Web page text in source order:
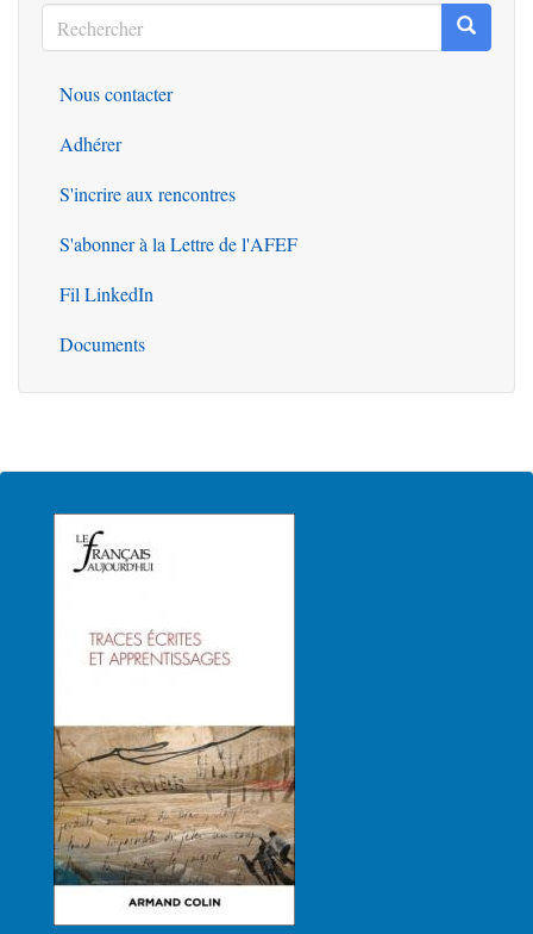
Rechercher
Rechercher
Outils
Nous contacter
Adhérer
S'incrire aux rencontres
S'abonner à la Lettre de l'AFEF
Fil LinkedIn
Documents